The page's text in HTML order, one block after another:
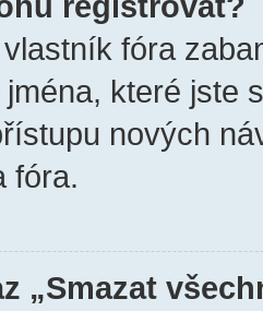
fóra
které jste
nových
fóra.
„Smazat